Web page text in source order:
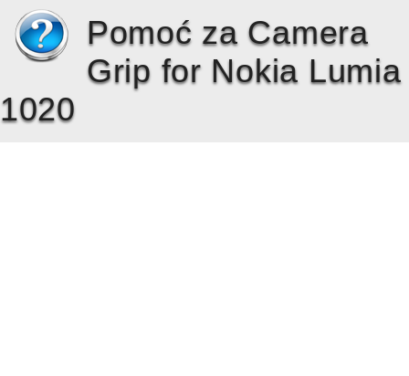
Pomoć za Camera
Grip for Nokia Lumia
1020